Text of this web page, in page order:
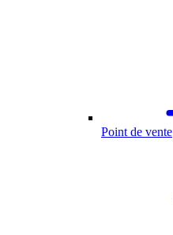
Point de vente